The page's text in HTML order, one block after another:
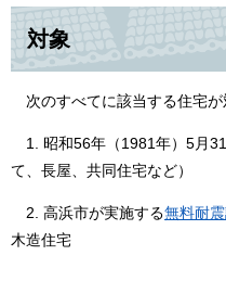
対象
次のすべてに該当する住宅が
1. 昭和56年（1981年）5月
て、長屋、共同住宅など）
2. 高浜市が実施する無料耐
木造住宅